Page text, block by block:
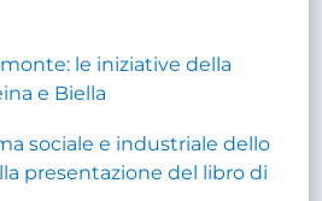
le iniziative della
e Biella
sociale e industriale dello
presentazione del libro di